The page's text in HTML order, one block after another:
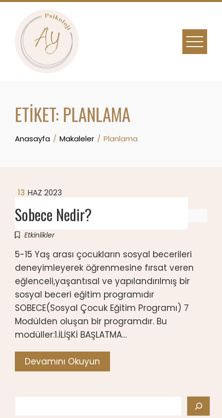
Skip
content
ETIKET: PLANLAMA
Anasayfa Makaleler Planlama
13 HAZ 2023
Sobece Nedir?
Etkinlikler
5-15 Yaş arası çocukların sosyal becerileri
deneyimleyerek öğrenmesine fırsat veren
eğlenceli,yaşantısal ve yapılandırılmış bir
sosyal beceri eğitim programıdır
SOBECE(Sosyal Çocuk Eğitim Programı) 7
Modülden oluşan bir programdır. Bu
modüller:1.İLİŞKİ BAŞLATMA…
Devamını Okuyun